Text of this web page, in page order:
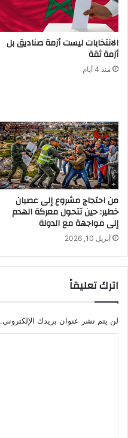
الانتخابات ليست أزمة صناديق بل
أزمة ثقة
منذ 4 أيام
من احتجاج مشروع إلى عصيان
خطير: حين تتحول معركة الهدم
إلى مواجهة مع الدولة
أبريل 10, 2026
اترك تعليقاً
لن يتم نشر عنوان بريدك الإلكتروني.